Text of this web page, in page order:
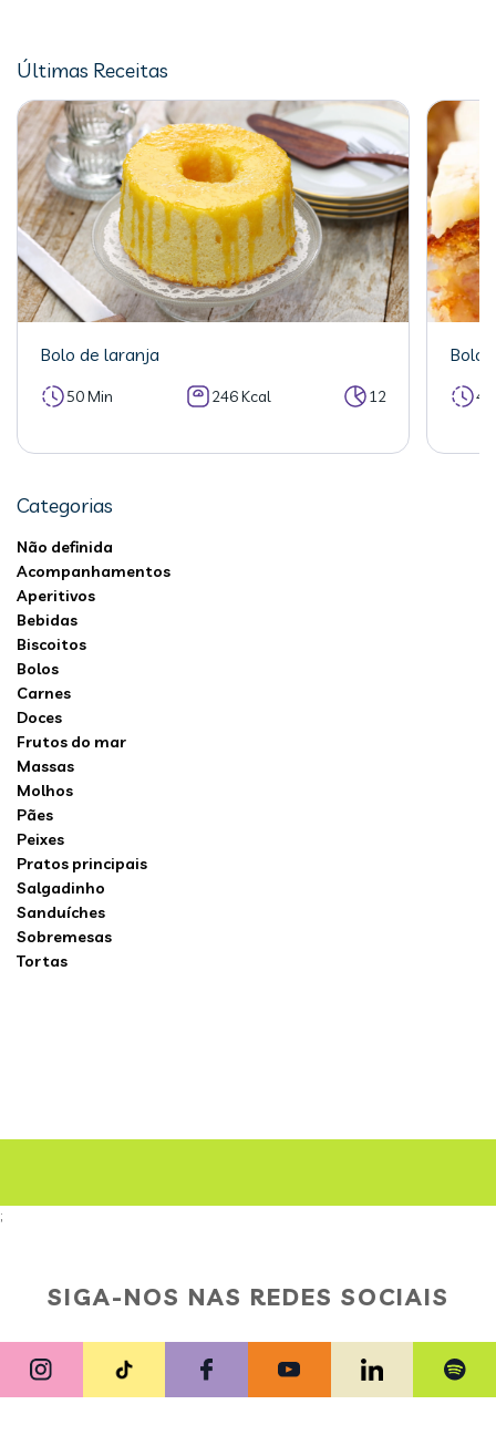
Últimas Receitas
Bolo de laranja
50 Min 246 Kcal 12
Bolo
Categorias
Não definida
Acompanhamentos
Aperitivos
Bebidas
Biscoitos
Bolos
Carnes
Doces
Frutos do mar
Massas
Molhos
Pães
Peixes
Pratos principais
Salgadinho
Sanduíches
Sobremesas
Tortas
;
SIGA-NOS NAS REDES SOCIAIS